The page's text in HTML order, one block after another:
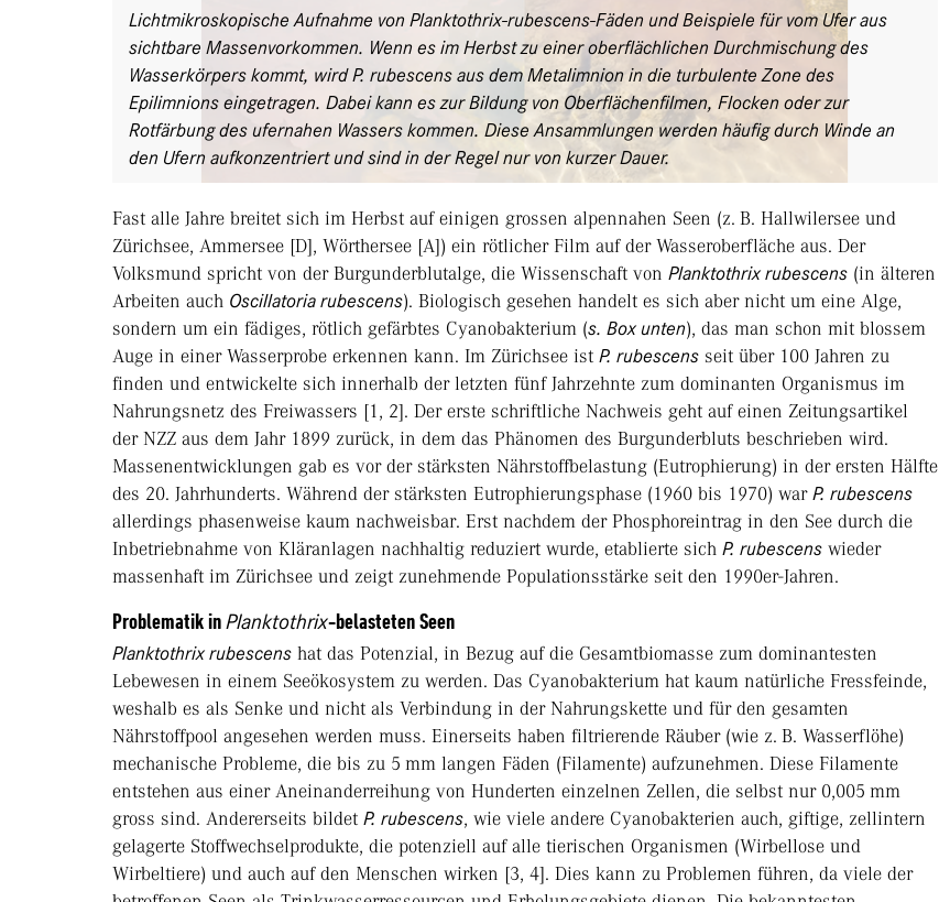
Lichtmikroskopische Aufnahme von Planktothrix-rubescens-Fäden und Beispiele für vom Ufer aus
sichtbare Massenvorkommen. Wenn es im Herbst zu einer oberflächlichen Durchmischung des
Wasserkörpers kommt, wird P. rubescens aus dem Metalimnion in die turbulente Zone des
Epilimnions eingetragen. Dabei kann es zur Bildung von Oberflächenfilmen, Flocken oder zur
Rotfärbung des ufernahen Wassers kommen. Diese Ansammlungen werden häufig durch Winde an
den Ufern aufkonzentriert und sind in der Regel nur von kurzer Dauer.
Fast alle Jahre breitet sich im Herbst auf einigen grossen alpennahen Seen (z. B. Hallwilersee und
Zürichsee, Ammersee [D], Wörthersee [A]) ein rötlicher Film auf der Wasseroberfläche aus. Der
Volksmund spricht von der Burgunderblutalge, die Wissenschaft von Planktothrix rubescens (in älteren
Arbeiten auch Oscillatoria rubescens). Biologisch gesehen handelt es sich aber nicht um eine Alge,
sondern um ein fädiges, rötlich gefärbtes Cyanobakterium (s. Box unten), das man schon mit blossem
Auge in einer Wasserprobe erkennen kann. Im Zürichsee ist P. rubescens seit über 100 Jahren zu
finden und entwickelte sich innerhalb der letzten fünf Jahrzehnte zum dominanten Organismus im
Nahrungsnetz des Freiwassers [1, 2]. Der erste schriftliche Nachweis geht auf einen Zeitungsartikel
der NZZ aus dem Jahr 1899 zurück, in dem das Phänomen des Burgunderbluts beschrieben wird.
Massenentwicklungen gab es vor der stärksten Nährstoffbelastung (Eutrophierung) in der ersten Hälfte
des 20. Jahrhunderts. Während der stärksten Eutrophierungsphase (1960 bis 1970) war P. rubescens
allerdings phasenweise kaum nachweisbar. Erst nachdem der Phosphoreintrag in den See durch die
Inbetriebnahme von Kläranlagen nachhaltig reduziert wurde, etablierte sich P. rubescens wieder
massenhaft im Zürichsee und zeigt zunehmende Populationsstärke seit den 1990er-Jahren.
Problematik inPlanktothrix-belasteten Seen
Planktothrix rubescens hat das Potenzial, in Bezug auf die Gesamtbiomasse zum dominantesten
Lebewesen in einem Seeökosystem zu werden. Das Cyanobakterium hat kaum natürliche Fressfeinde,
weshalb es als Senke und nicht als Verbindung in der Nahrungskette und für den gesamten
Nährstoffpool angesehen werden muss. Einerseits haben filtrierende Räuber (wie z. B. Wasserflöhe)
mechanische Probleme, die bis zu 5 mm langen Fäden (Filamente) aufzunehmen. Diese Filamente
entstehen aus einer Aneinanderreihung von Hunderten einzelnen Zellen, die selbst nur 0,005 mm
gross sind. Andererseits bildet P. rubescens, wie viele andere Cyanobakterien auch, giftige, zellintern
gelagerte Stoffwechselprodukte, die potenziell auf alle tierischen Organismen (Wirbellose und
Wirbeltiere) und auch auf den Menschen wirken [3, 4]. Dies kann zu Problemen führen, da viele der